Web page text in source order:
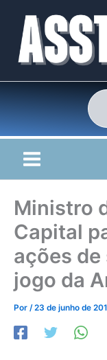
conteúdo
Ministro
Capital
ações
jogo da
Por /23 de junho de